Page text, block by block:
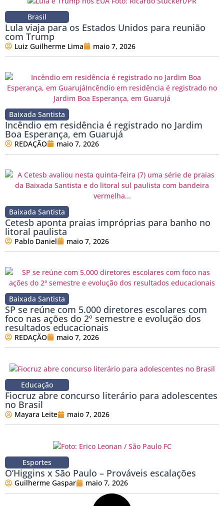
Brasil
Lula viaja para os Estados Unidos para reunião
com Trump
Luiz Guilherme Lima maio 7, 2026
Baixada Santista
Incêndio em residência é registrado no Jardim
Boa Esperança, em Guarujá
REDAÇÃO maio 7, 2026
Baixada Santista
Cetesb aponta praias impróprias para banho no
litoral paulista
Pablo Daniel maio 7, 2026
Baixada Santista
SP se reúne com 5.000 diretores escolares com
foco nas ações do 2º semestre e evolução dos
resultados educacionais
REDAÇÃO maio 7, 2026
Educação
Fiocruz abre concurso literário para adolescentes
no Brasil
Mayara Leite maio 7, 2026
Esportes
O’Higgins x São Paulo – Prováveis escalações
Guilherme Gaspar maio 7, 2026